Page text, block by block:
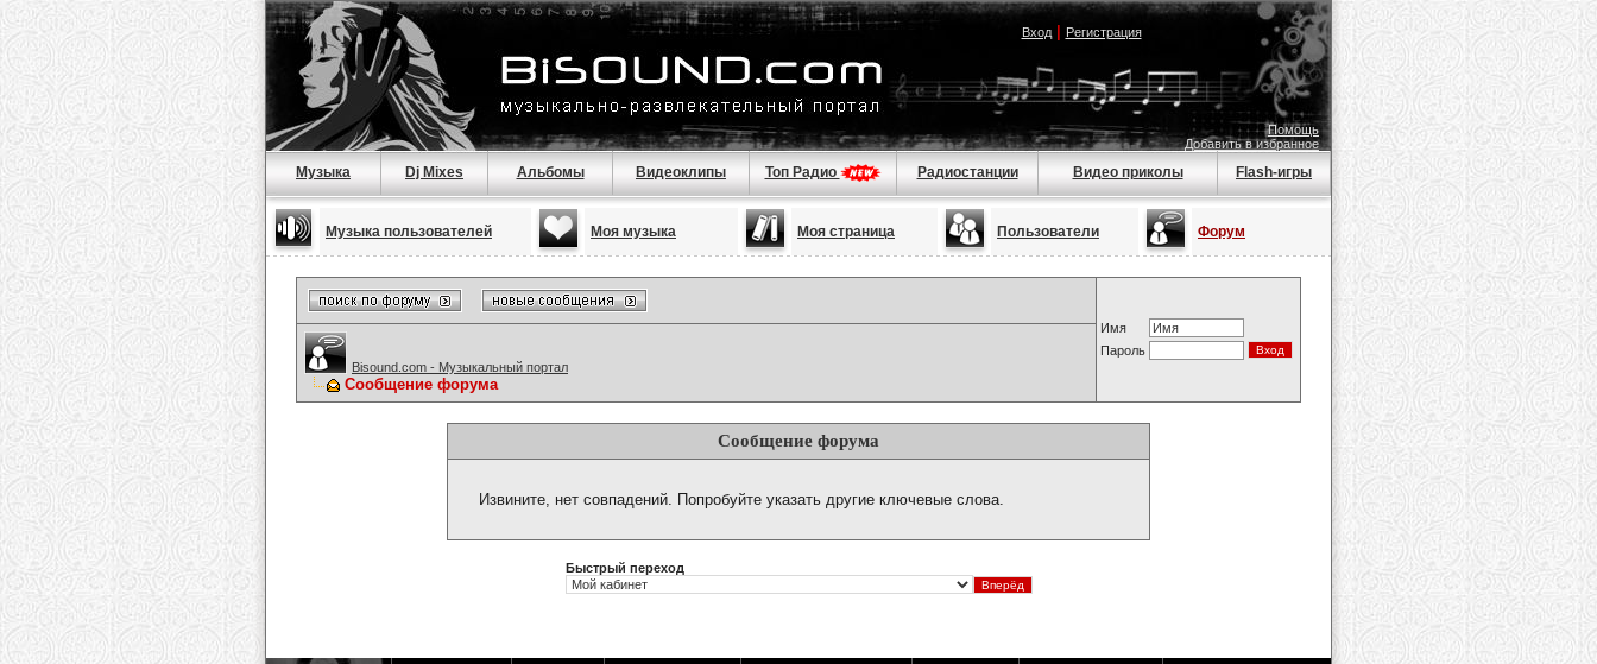
Вход| Регистрация
Помощь
Добавить в избранное
Музыка Dj Mixes Альбомы Видеоклипы Топ Радио Радиостанции Видео приколы Flash-игры
Музыка пользователей Моя музыка Моя страница Пользователи Форум
Имя
Пароль
Bisound.com - Музыкальный портал
Сообщение форума
Сообщение форума
Извините, нет совпадений. Попробуйте указать другие ключевые слова.
Быстрый переход